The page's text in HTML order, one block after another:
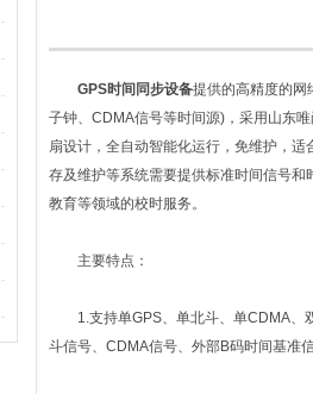
GPS时间同步设备提供的高精度的网
子钟、CDMA信号等时间源)，采用山东
扇设计，全自动智能化运行，免维护，
存及维护等系统需要提供标准时间信号
教育等领域的校时服务。
主要特点：
1.支持单GPS、单北斗、单CDMA、双
斗信号、CDMA信号、外部B码时间基准